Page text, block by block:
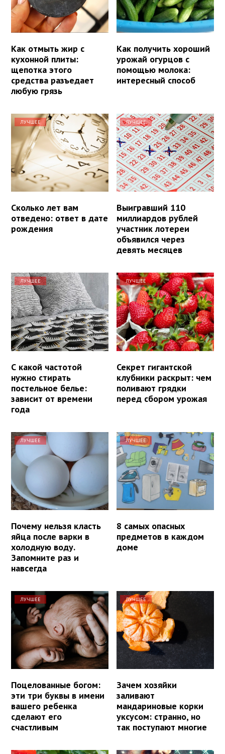
Как отмыть жир с
кухонной плиты:
щепотка этого
средства разъедает
любую грязь
Как получить хороший
урожай огурцов с
помощью молока:
интересный способ
ЛУЧШЕЕ
Сколько лет вам
отведено: ответ в дате
рождения
ЛУЧШЕЕ
Выигравший 110
миллиардов рублей
участник лотереи
объявился через
девять месяцев
ЛУЧШЕЕ
С какой частотой
нужно стирать
постельное белье:
зависит от времени
года
ЛУЧШЕЕ
Секрет гигантской
клубники раскрыт: чем
поливают грядки
перед сбором урожая
ЛУЧШЕЕ
Почему нельзя класть
яйца после варки в
холодную воду.
Запомните раз и
навсегда
ЛУЧШЕЕ
8 самых опасных
предметов в каждом
доме
ЛУЧШЕЕ
Поцелованные богом:
эти три буквы в имени
вашего ребенка
сделают его
счастливым
ЛУЧШЕЕ
Зачем хозяйки
заливают
мандариновые корки
уксусом: странно, но
так поступают многие